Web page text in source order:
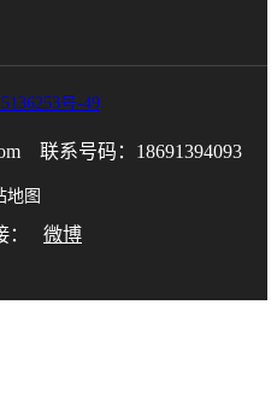
号-49
联系号码：18691394093
地图
微博